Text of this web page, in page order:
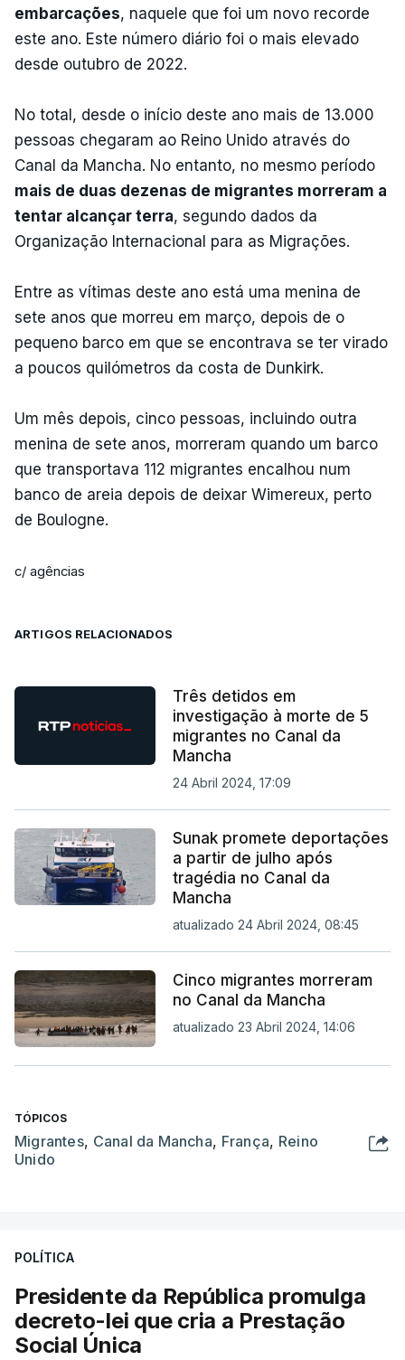
embarcações, naquele que foi um novo recorde
este ano. Este número diário foi o mais elevado
desde outubro de 2022.
No total, desde o início deste ano mais de 13.000
pessoas chegaram ao Reino Unido através do
Canal da Mancha. No entanto, no mesmo período
mais de duas dezenas de migrantes morreram a
tentar alcançar terra, segundo dados da
Organização Internacional para as Migrações.
Entre as vítimas deste ano está uma menina de
sete anos que morreu em março, depois de o
pequeno barco em que se encontrava se ter virado
a poucos quilómetros da costa de Dunkirk.
Um mês depois, cinco pessoas, incluindo outra
menina de sete anos, morreram quando um barco
que transportava 112 migrantes encalhou num
banco de areia depois de deixar Wimereux, perto
de Boulogne.
c/ agências
ARTIGOS RELACIONADOS
Três detidos em
investigação à morte de 5
migrantes no Canal da
Mancha
24 Abril 2024, 17:09
Sunak promete deportações
a partir de julho após
tragédia no Canal da
Mancha
atualizado 24 Abril 2024, 08:45
Cinco migrantes morreram
no Canal da Mancha
atualizado 23 Abril 2024, 14:06
TÓPICOS
Migrantes, Canal da Mancha, França, Reino
Unido
POLÍTICA
Presidente da República promulga
decreto-lei que cria a Prestação
Social Única